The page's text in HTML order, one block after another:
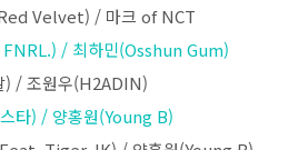
Velvet) / 마크 of NCT
/ 최하민(Osshun Gum)
) / 조원우(H2ADIN)
타) / 양홍원(Young B)